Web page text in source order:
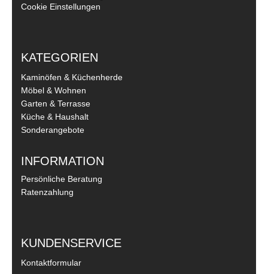
Cookie Einstellungen
KATEGORIEN
Kaminöfen & Küchenherde
Möbel & Wohnen
Garten & Terrasse
Küche & Haushalt
Sonderangebote
INFORMATION
Persönliche Beratung
Ratenzahlung
KUNDENSERVICE
Kontaktformular